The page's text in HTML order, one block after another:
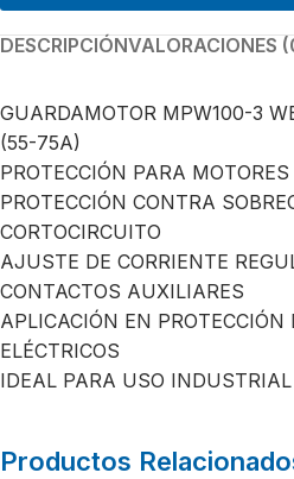
DESCRIPCIÓNVALORACIONES
GUARDAMOTOR MPW100-3
(55-75A)
PROTECCIÓN PARA
PROTECCIÓN CONTRA
CORTOCIRCUITO
AJUSTE DE CORRIENTE
CONTACTOS AUXILIARES
APLICACIÓN EN PROTECCIÓN
ELÉCTRICOS
IDEAL PARA USO
Productos